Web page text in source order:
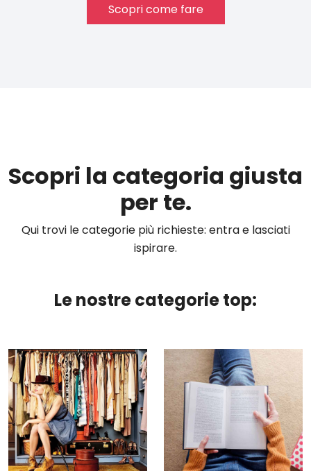
Scopri come fare
Scopri la categoria giusta
per te.
Qui trovi le categorie più richieste: entra e lasciati
ispirare.
Le nostre categorie top: